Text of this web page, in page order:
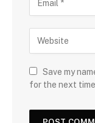
Save my
for the next